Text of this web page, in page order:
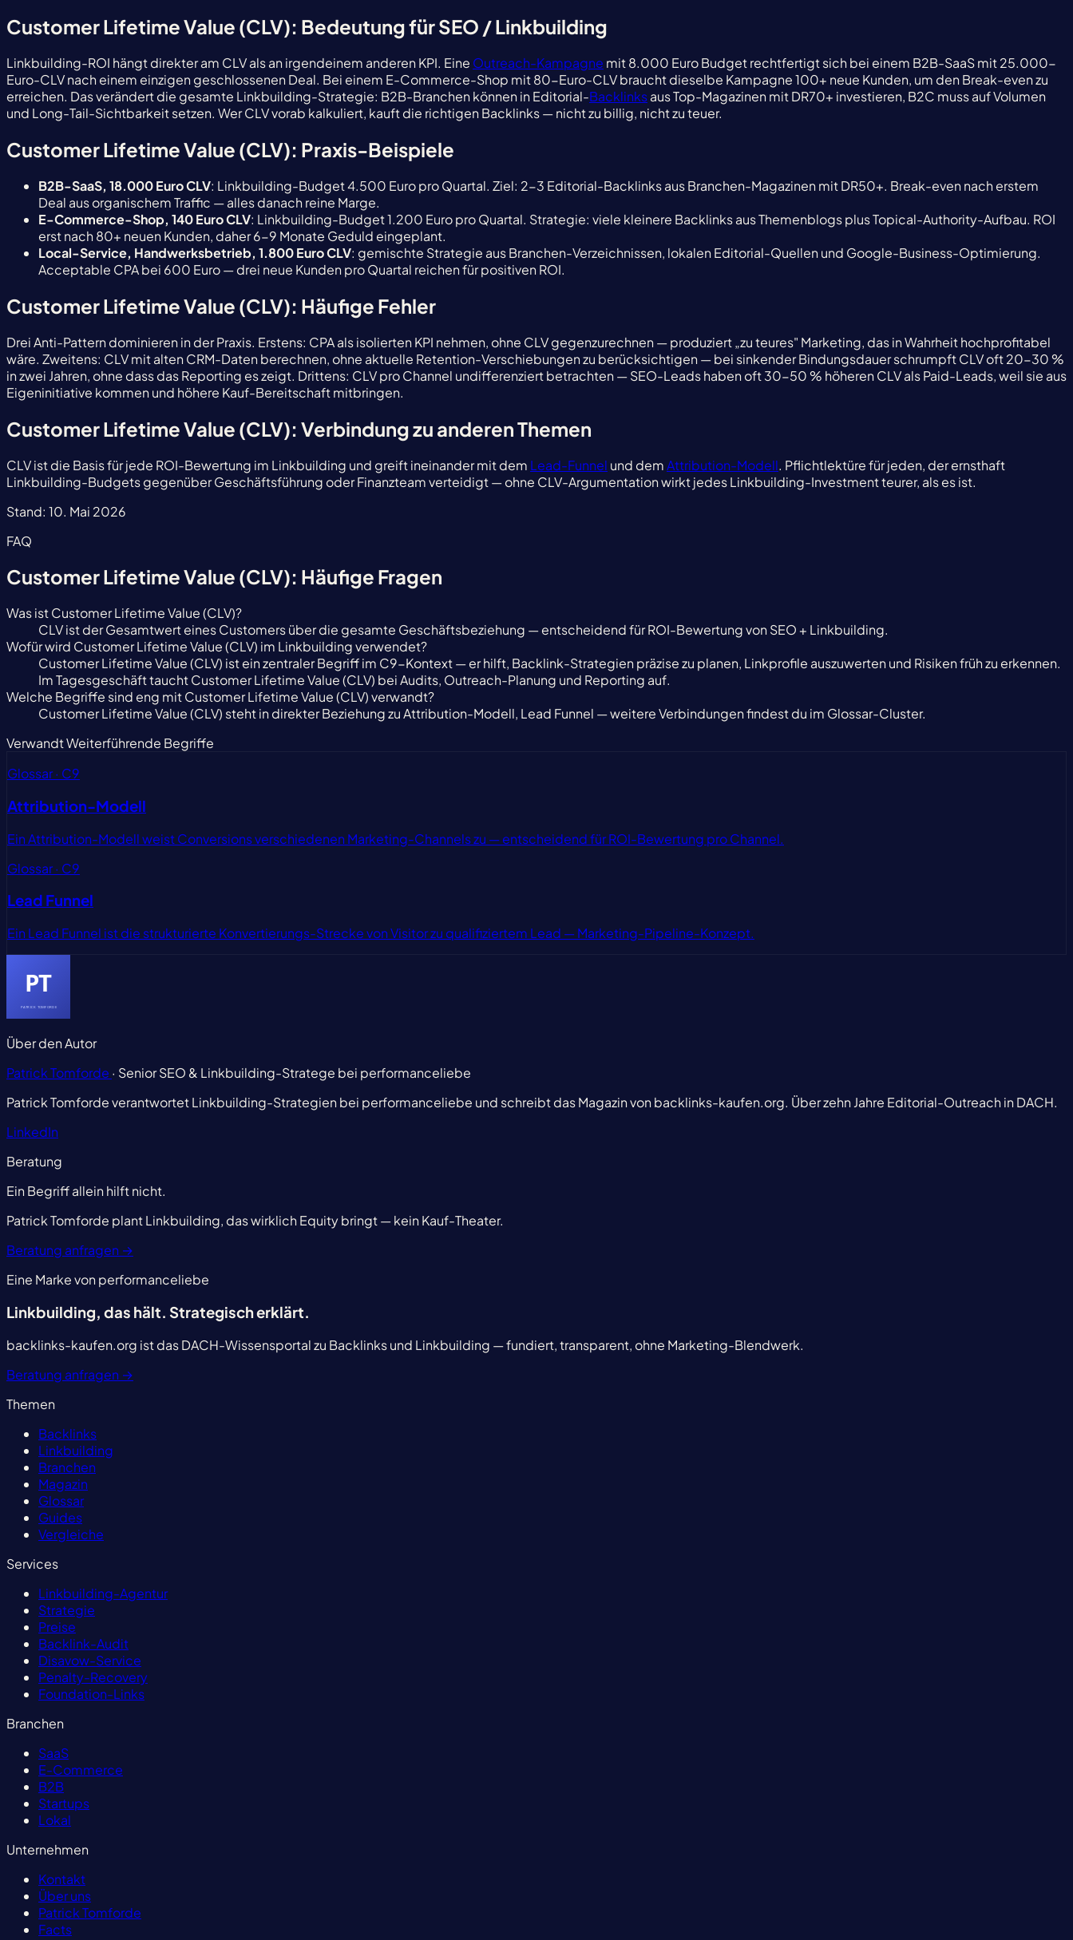
Customer Lifetime Value (CLV): Bedeutung für SEO / Linkbuilding
Linkbuilding-ROI hängt direkter am CLV als an irgendeinem anderen KPI. Eine Outreach-Kampagne mit 8.000 Euro Budget rechtfertigt sich bei einem B2B-SaaS mit 25.000-
Euro-CLV nach einem einzigen geschlossenen Deal. Bei einem E-Commerce-Shop mit 80-Euro-CLV braucht dieselbe Kampagne 100+ neue Kunden, um den Break-even zu
erreichen. Das verändert die gesamte Linkbuilding-Strategie: B2B-Branchen können in Editorial-Backlinksaus Top-Magazinen mit DR70+ investieren, B2C muss auf Volumen
und Long-Tail-Sichtbarkeit setzen. Wer CLV vorab kalkuliert, kauft die richtigen Backlinks — nicht zu billig, nicht zu teuer.
Customer Lifetime Value (CLV): Praxis-Beispiele
B2B-SaaS, 18.000 Euro CLV: Linkbuilding-Budget 4.500 Euro pro Quartal. Ziel: 2-3 Editorial-Backlinks aus Branchen-Magazinen mit DR50+. Break-even nach erstem
Deal aus organischem Traffic — alles danach reine Marge.
E-Commerce-Shop, 140 Euro CLV: Linkbuilding-Budget 1.200 Euro pro Quartal. Strategie: viele kleinere Backlinks aus Themenblogs plus Topical-Authority-Aufbau. ROI
erst nach 80+ neuen Kunden, daher 6-9 Monate Geduld eingeplant.
Local-Service, Handwerksbetrieb, 1.800 Euro CLV: gemischte Strategie aus Branchen-Verzeichnissen, lokalen Editorial-Quellen und Google-Business-Optimierung.
Acceptable CPA bei 600 Euro — drei neue Kunden pro Quartal reichen für positiven ROI.
Customer Lifetime Value (CLV): Häufige Fehler
Drei Anti-Pattern dominieren in der Praxis. Erstens: CPA als isolierten KPI nehmen, ohne CLV gegenzurechnen — produziert „zu teures" Marketing, das in Wahrheit hochprofitabel
wäre. Zweitens: CLV mit alten CRM-Daten berechnen, ohne aktuelle Retention-Verschiebungen zu berücksichtigen — bei sinkender Bindungsdauer schrumpft CLV oft 20-30 %
in zwei Jahren, ohne dass das Reporting es zeigt. Drittens: CLV pro Channel undifferenziert betrachten — SEO-Leads haben oft 30-50 % höheren CLV als Paid-Leads, weil sie aus
Eigeninitiative kommen und höhere Kauf-Bereitschaft mitbringen.
Customer Lifetime Value (CLV): Verbindung zu anderen Themen
CLV ist die Basis für jede ROI-Bewertung im Linkbuilding und greift ineinander mit dem Lead-Funnel und demAttribution-Modell. Pflichtlektüre für jeden, der ernsthaft
Linkbuilding-Budgets gegenüber Geschäftsführung oder Finanzteam verteidigt — ohne CLV-Argumentation wirkt jedes Linkbuilding-Investment teurer, als es ist.
Stand: 10. Mai 2026
FAQ
Customer Lifetime Value (CLV): Häufige Fragen
Was ist Customer Lifetime Value (CLV)?
CLV ist der Gesamtwert eines Customers über die gesamte Geschäftsbeziehung — entscheidend für ROI-Bewertung von SEO + Linkbuilding.
Wofür wird Customer Lifetime Value (CLV) im Linkbuilding verwendet?
Customer Lifetime Value (CLV) ist ein zentraler Begriff im C9-Kontext — er hilft, Backlink-Strategien präzise zu planen, Linkprofile auszuwerten und Risiken früh zu erkennen.
Im Tagesgeschäft taucht Customer Lifetime Value (CLV) bei Audits, Outreach-Planung und Reporting auf.
Welche Begriffe sind eng mit Customer Lifetime Value (CLV) verwandt?
Customer Lifetime Value (CLV) steht in direkter Beziehung zu Attribution-Modell, Lead Funnel — weitere Verbindungen findest du im Glossar-Cluster.
VerwandtWeiterführende Begriffe
Glossar · C9
Attribution-Modell
Ein Attribution-Modell weist Conversions verschiedenen Marketing-Channels zu — entscheidend für ROI-Bewertung pro Channel.
Glossar · C9
Lead Funnel
Ein Lead Funnel ist die strukturierte Konvertierungs-Strecke von Visitor zu qualifiziertem Lead — Marketing-Pipeline-Konzept.
Über den Autor
Patrick Tomforde · Senior SEO & Linkbuilding-Stratege bei performanceliebe
Patrick Tomforde verantwortet Linkbuilding-Strategien bei performanceliebe und schreibt das Magazin von backlinks-kaufen.org. Über zehn Jahre Editorial-Outreach in DACH.
LinkedIn
Beratung
Ein Begriff allein hilft nicht.
Patrick Tomforde plant Linkbuilding, das wirklich Equity bringt — kein Kauf-Theater.
Beratung anfragen →
Eine Marke von performanceliebe
Linkbuilding, das hält. Strategisch erklärt.
backlinks-kaufen.org ist das DACH-Wissensportal zu Backlinks und Linkbuilding — fundiert, transparent, ohne Marketing-Blendwerk.
Beratung anfragen →
Themen
Backlinks
Linkbuilding
Branchen
Magazin
Glossar
Guides
Vergleiche
Services
Linkbuilding-Agentur
Strategie
Preise
Backlink-Audit
Disavow-Service
Penalty-Recovery
Foundation-Links
Branchen
SaaS
E-Commerce
B2B
Startups
Lokal
Unternehmen
Kontakt
Über uns
Patrick Tomforde
Facts